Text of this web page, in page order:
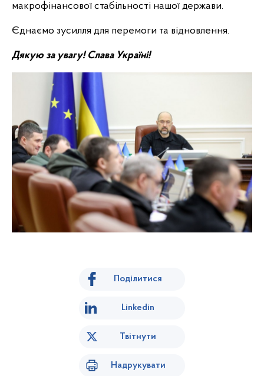
макрофінансової стабільності нашої держави.
Єднаємо зусилля для перемоги та відновлення.
Дякую за увагу! Слава Україні!
Поділитися
Linkedin
Твітнути
Надрукувати